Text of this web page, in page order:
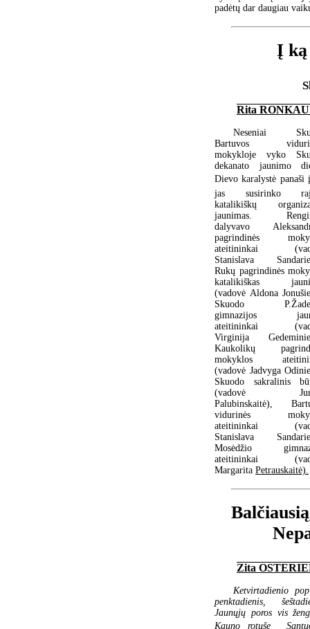
padėtų dar daugiau
Į ką
Rita
Neseniai
Bartuvos
mokykloje vyko
dekanato jaunimo
Dievo karalystė panaši
jas susirinko
katalikiškų
jaunimas.
dalyvavo
pagrindinės
ateitininkai
Stanislava
Rukų pagrindinės
katalikiškas
(vadovė Aldona
Skuodo
gimnazijos
ateitininkai
Virginija
Kaukolikų
mokyklos
(vadovė Jadvyga
Skuodo sakralinis
(vadovė
Palubinskaitė),
vidurinės
ateitininkai
Stanislava
Mosėdžio
ateitininkai
Margarita Petrauskaitė).
Zita
Ketvirtadienio
penktadienis,
Jaunųjų poros vis
Kauno rotušę 